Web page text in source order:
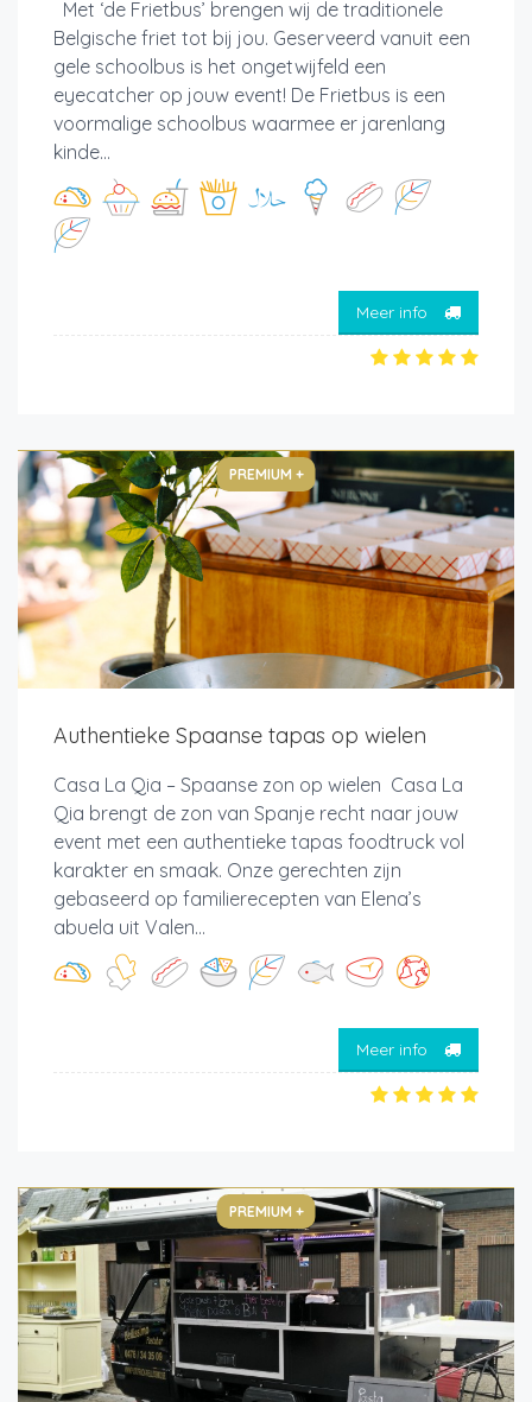
Met ‘de Frietbus’ brengen wij de traditionele
Belgische friet tot bij jou. Geserveerd vanuit een
gele schoolbus is het ongetwijfeld een
eyecatcher op jouw event! De Frietbus is een
voormalige schoolbus waarmee er jarenlang
kinde...
Meer info
PREMIUM +
Authentieke Spaanse tapas op wielen
Casa La Qia – Spaanse zon op wielen Casa La
Qia brengt de zon van Spanje recht naar jouw
event met een authentieke tapas foodtruck vol
karakter en smaak. Onze gerechten zijn
gebaseerd op familierecepten van Elena’s
abuela uit Valen...
Meer info
PREMIUM +